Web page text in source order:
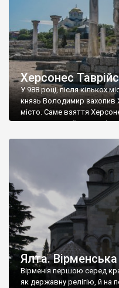
Херсонес
У 988 році, після кількох
князь Володимир захопив
місто. Саме взяття
диктувати свої умови
Херсонесі Володимир-
А потім було Хрещення
Ялта.
Вірменія першою серед
як державну релігію, й на